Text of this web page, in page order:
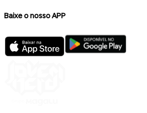
Baixe o nosso APP